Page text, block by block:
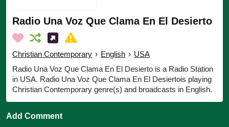
Radio Una Voz Que Clama En El Desierto
Christian Contemporary › English › USA
Radio Una Voz Que Clama En El Desierto is a Radio Station
in USA. Radio Una Voz Que Clama En El Desiertois playing
Christian Contemporary genre(s) and broadcasts in English.
Add Comment